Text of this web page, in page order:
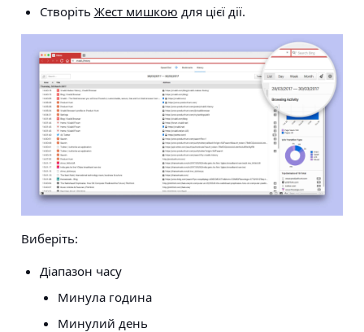
Створіть Жест мишкою для цієї дії.
Виберіть:
Діапазон часу
Минула година
Минулий день